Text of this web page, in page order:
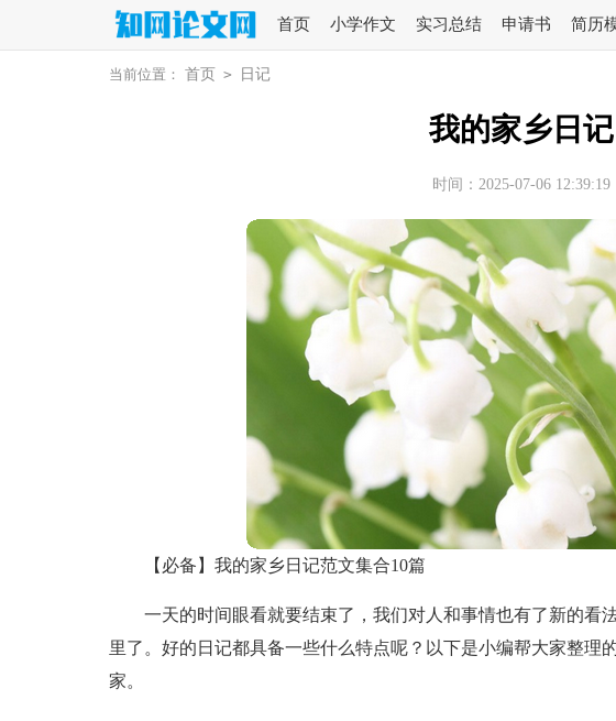
首页 小学作文 实习总结 申请书 简历
当前位置： 首页 > 日记
我的家乡日记
时间：2025-07-06 12:39:19
【必备】我的家乡日记范文集合10篇
一天的时间眼看就要结束了，我们对人和事情也有了新的看
里了。好的日记都具备一些什么特点呢？以下是小编帮大家整理
家。